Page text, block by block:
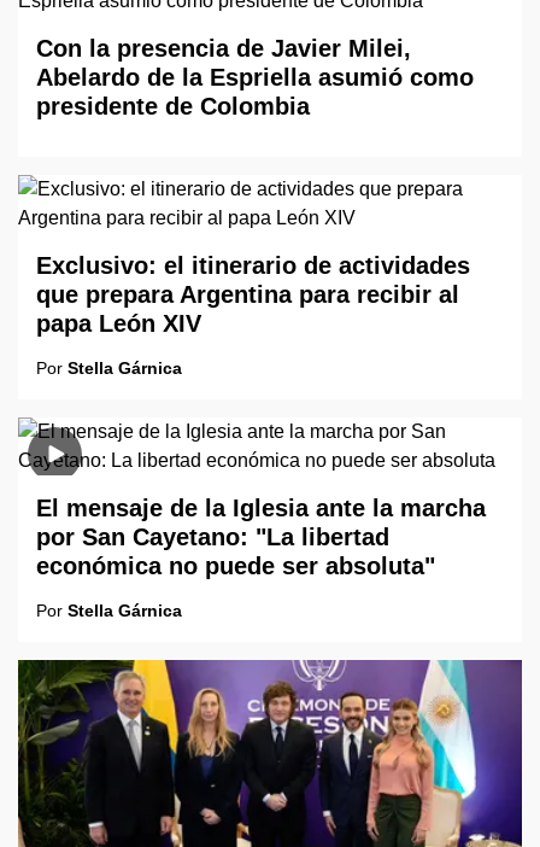
Con la presencia de Javier Milei,
Abelardo de la Espriella asumió como
presidente de Colombia
Exclusivo: el itinerario de actividades
que prepara Argentina para recibir al
papa León XIV
Por Stella Gárnica
El mensaje de la Iglesia ante la marcha
por San Cayetano: "La libertad
económica no puede ser absoluta"
Por Stella Gárnica